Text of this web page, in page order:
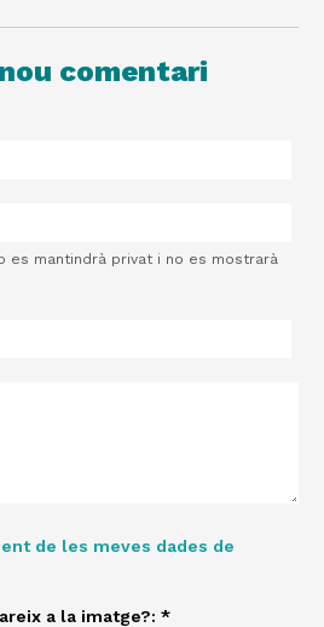
comentari
es mantindrà privat i no es mostrarà
de les meves dades de
a la imatge?: *